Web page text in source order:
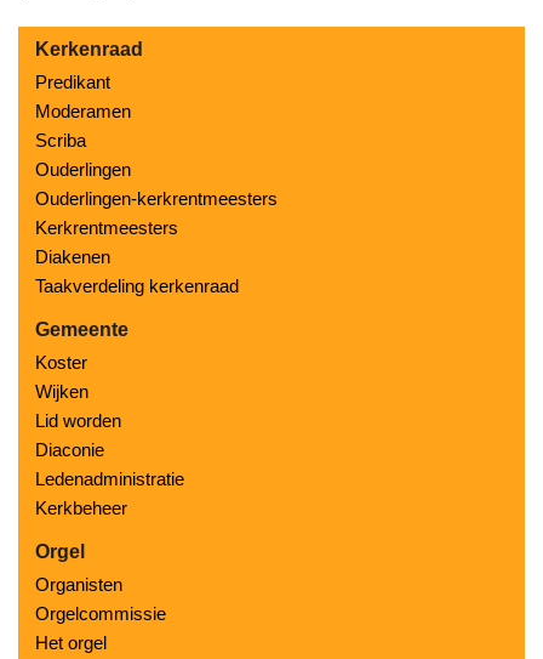
Kerkenraad
Predikant
Moderamen
Scriba
Ouderlingen
Ouderlingen-kerkrentmeesters
Kerkrentmeesters
Diakenen
Taakverdeling kerkenraad
Gemeente
Koster
Wijken
Lid worden
Diaconie
Ledenadministratie
Kerkbeheer
Orgel
Organisten
Orgelcommissie
Het orgel